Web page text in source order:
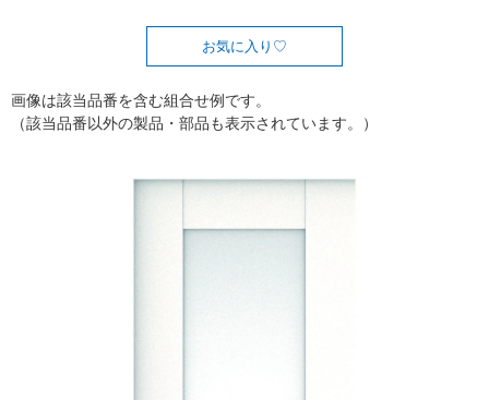
お気に入り
画像は該当品番を含む組合せ例です。
（該当品番以外の製品・部品も表示されています。）